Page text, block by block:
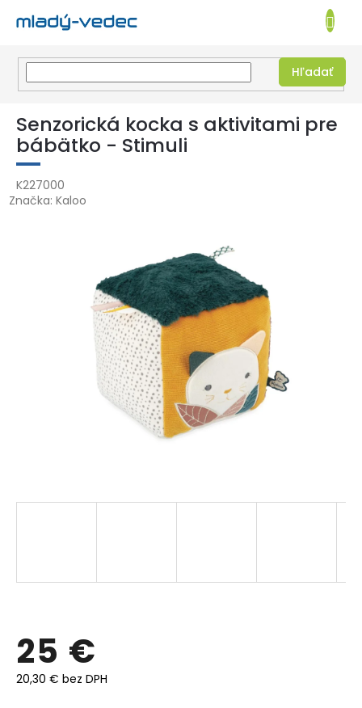
Prejsť
obsah
EUR
Hľadať
KOŠÍK
Senzorická kocka s aktivitami pre
bábätko - Stimuli
K227000
Značka: Kaloo
25 €
20,30 € bez DPH